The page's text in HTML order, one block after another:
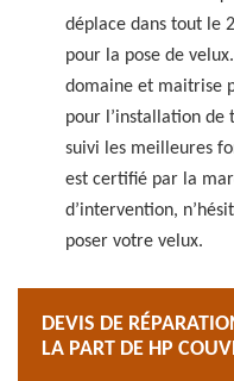
déplace dans tout le
pour la pose de
domaine et maitrise
pour l’installation de
suivi les meilleures
est certifié par la
d’intervention,
poser votre velux.
DEVIS DE
LA PART DE HP